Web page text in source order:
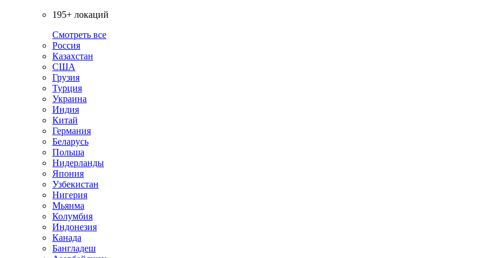
195+ локаций
Смотреть все
Россия
Казахстан
США
Грузия
Турция
Украина
Индия
Китай
Германия
Беларусь
Польша
Нидерланды
Япония
Узбекистан
Нигерия
Мьянма
Колумбия
Индонезия
Канада
Бангладеш